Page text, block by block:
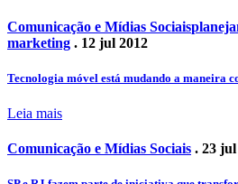
Comunicação e Mídias Sociais
marketing . 12 jul 2012
Tecnologia móvel está mudando a maneira
Leia mais
Comunicação e Mídias Sociais . 23 jul